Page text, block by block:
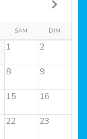
SAM DIM
1 2
8 9
15 16
22 23